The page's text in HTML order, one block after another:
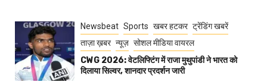
Newsbeat Sports खबर हटकर ट्रेंडिंग खबरें
ताज़ा ख़बर न्यूज़ सोशल मीडिया वायरल
CWG 2026: वेटलिफ्टिंग में राजा मुथुपांडी ने भारत को
दिलाया सिल्वर, शानदार प्रदर्शन जारी